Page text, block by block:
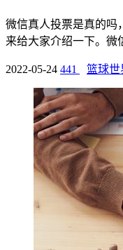
微信真人投票是真的吗
来给大家介绍一下。微
2022-05-24 441 篮球世